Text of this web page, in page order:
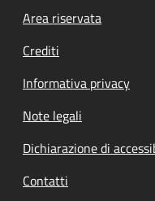
Footer menu
Area riservata
Crediti
Informativa privacy
Note legali
Dichiarazione di
Contatti